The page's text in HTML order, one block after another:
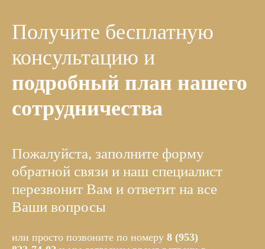
Получите бесплатную
консультацию и
подробный план нашего
сотрудничества
Пожалуйста, заполните форму
обратной связи и наш специалист
перезвонит Вам и ответит на все
Ваши вопросы
или просто позвоните по номеру 8 (953)